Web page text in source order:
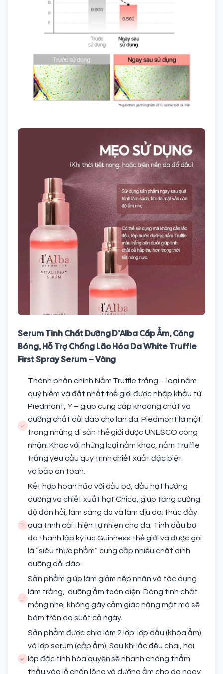
Serum Tinh Chất Dưỡng D’Alba Cấp Ẩm, Căng
Bóng, Hỗ Trợ Chống Lão Hóa Da White Truffle
First Spray Serum – Vàng
Thành phần chính Nấm Truffle trắng – loại nấm
quý hiếm và đắt nhất thế giới được nhập khẩu từ
Piedmont, Ý – giúp cung cấp khoáng chất và
dưỡng chất dồi dào cho làn da. Piedmont là một
trong những di sản thế giới được UNESCO công
nhận. Khác với những loại nấm khác, nấm Truffle
trắng yêu cầu quy trình chiết xuất đặc biệt
và bảo an toàn.
Kết hợp hoàn hảo với dầu bơ, dầu hạt hướng
dương và chiết xuất hạt Chica, giúp tăng cường
độ đàn hồi, làm sáng da và làm dịu da; thúc đẩy
quá trình cải thiện tự nhiên cho da. Tinh dầu bơ
đã thành lập kỷ lục Guinness thế giới và được gọi
là “siêu thực phẩm” cung cấp nhiều chất dinh
dưỡng dồi dào.
Sản phẩm giúp làm giảm nếp nhăn và tác dụng
làm trắng, dưỡng ẩm toàn diện. Dòng tinh chất
mỏng nhẹ, không gây cảm giác nặng mặt mà sẽ
bám trên da suốt cả ngày.
Sản phẩm được chia làm 2 lớp: lớp dầu (khóa ẩm)
và lớp serum (cấp ẩm). Sau khi lắc đều chai, hai
lớp đặc tính hòa quyện sẽ nhanh chóng thẩm
thấu vào lỗ chân lông và dưỡng ẩm cho da ngay